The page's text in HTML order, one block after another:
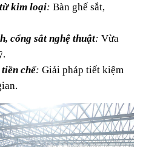
kim loại: Bàn ghế sắt,
cổng sắt nghệ thuật: Vừa
chế: Giải pháp tiết kiệm